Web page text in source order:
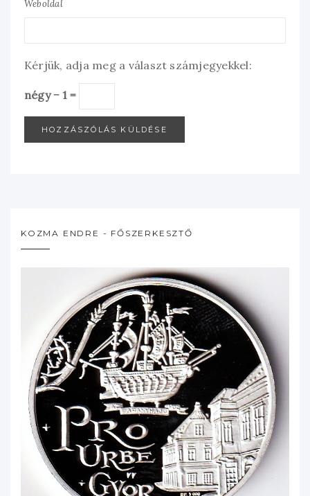
Weboldal
Kérjük, adja meg a választ számjegyekkel:
négy − 1 =
KOZMA ENDRE - FŐSZERKESZTŐ